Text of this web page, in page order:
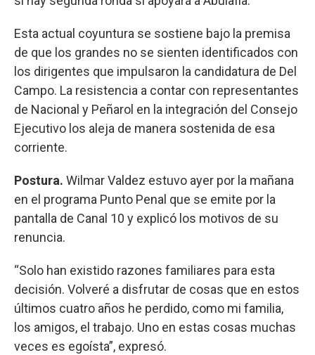
Esta actual coyuntura se sostiene bajo la premisa
de que los grandes no se sienten identificados con
los dirigentes que impulsaron la candidatura de Del
Campo. La resistencia a contar con representantes
de Nacional y Peñarol en la integración del Consejo
Ejecutivo los aleja de manera sostenida de esa
corriente.
Postura. Wilmar Valdez estuvo ayer por la mañana
en el programa Punto Penal que se emite por la
pantalla de Canal 10 y explicó los motivos de su
renuncia.
“Solo han existido razones familiares para esta
decisión. Volveré a disfrutar de cosas que en estos
últimos cuatro años he perdido, como mi familia,
los amigos, el trabajo. Uno en estas cosas muchas
veces es egoísta”, expresó.